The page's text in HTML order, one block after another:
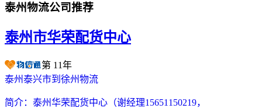
泰州物流公司推荐
泰州市华荣配货中心
第 11年
泰州泰兴市到徐州物流
简介： 泰州华荣配货中心（谢经理15651150219，